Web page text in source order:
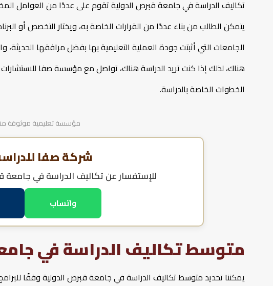
تكاليف الدراسة في جامعة قبرص الدولية تقوم على عددًا من العوامل
يتمكن الطالب من بناء عددًا من القرارات الخاصة به، ويختار التخصص أو
الجامعات التي أثبتت جودة العملية التعليمية بها بفضل مرافقها الحديثة،
هناك، لذلك إذا كنت تريد الدراسة هناك، تواصل مع مؤسسة صفا
الخطوات الخاصة بالدراسة.
مؤسسة تعليمية موثوقة منذ
شركة صفا
للإستفسار عنتكاليف الدراسة في جامعة
واتساب
متوسط تكاليف الدراسة في
يمكننا تحديد متوسط تكاليف الدراسة في جامعة قبرص الدولية وفقًا